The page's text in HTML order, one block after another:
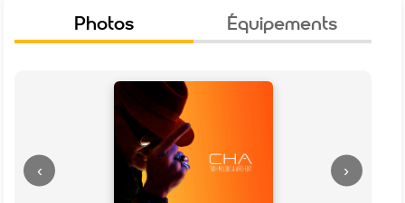
Photos Équipements
‹ ›